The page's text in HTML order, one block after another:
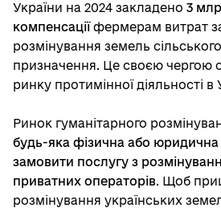
України на 2024 закладено 3
компенсаціїфермерам витрат
розмінування земель
призначення. Це своєю чергою
ринку протимінної діяльності в
Ринок гуманітарного
будь-яка фізична або
замовити послугу з
приватних операторів. Щоб
розмінування українських